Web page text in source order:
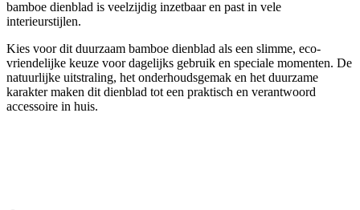
bamboe dienblad is veelzijdig inzetbaar en past in vele
interieurstijlen.
Kies voor dit duurzaam bamboe dienblad als een slimme, eco-
vriendelijke keuze voor dagelijks gebruik en speciale momenten. De
natuurlijke uitstraling, het onderhoudsgemak en het duurzame
karakter maken dit dienblad tot een praktisch en verantwoord
accessoire in huis.